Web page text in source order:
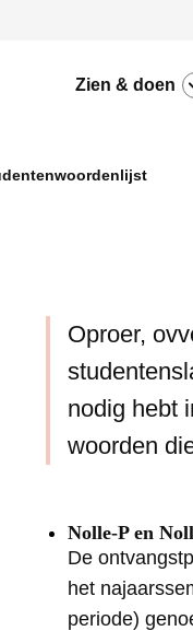
Zien & doen
Oproer,
nodig hebt
woorden
Nolle-P en
De
het
periode)